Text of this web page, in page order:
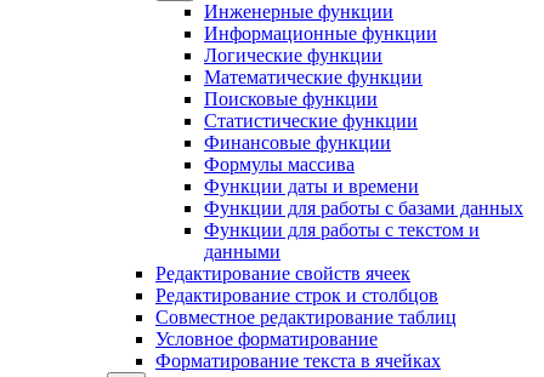
Инженерные функции
Информационные функции
Логические функции
Математические функции
Поисковые функции
Статистические функции
Финансовые функции
Формулы массива
Функции даты и времени
Функции для работы с базами данных
Функции для работы с текстом и
данными
Редактирование свойств ячеек
Редактирование строк и столбцов
Совместное редактирование таблиц
Условное форматирование
Форматирование текста в ячейках